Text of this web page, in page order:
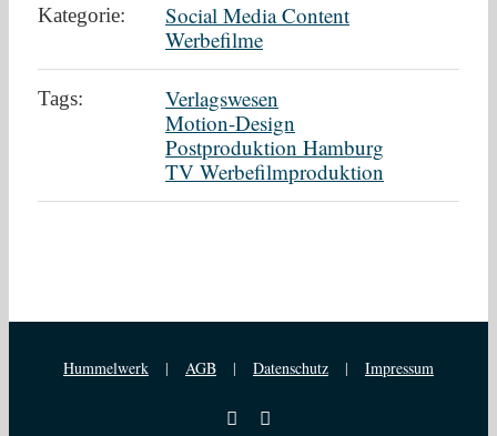
Kategorie:
Social Media Content
Werbefilme
Tags:
Verlagswesen
Motion-Design
Postproduktion Hamburg
TV Werbefilmproduktion
Hummelwerk | AGB | Datenschutz | Impressum
YouTube